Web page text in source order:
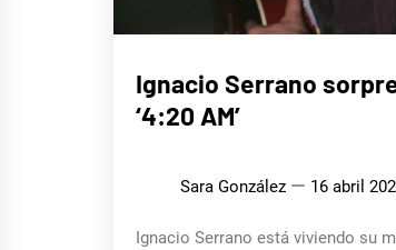
Ignacio Serrano
‘4:20 AM’
Sara González 16 abril
Ignacio Serrano está viviendo su